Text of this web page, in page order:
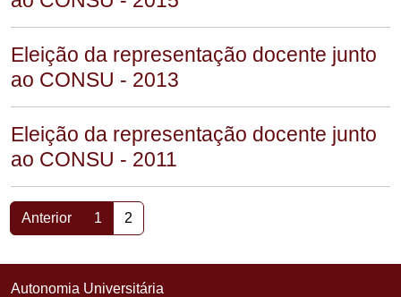
Eleição da representação docente junto
ao CONSU - 2013
Eleição da representação docente junto
ao CONSU - 2011
Anterior 1 2
Autonomia Universitária